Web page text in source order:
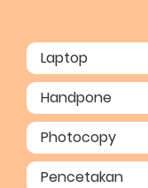
Laptop
Handpone
Photocopy
Pencetakan